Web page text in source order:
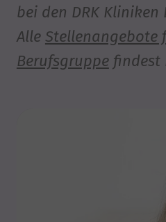
bei den DRK
Alle Stellenangebote
Berufsgruppefindest